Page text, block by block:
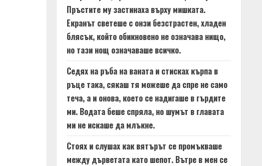
Пръстите му застинаха върху мишката.
Екранът светеше с онзи безстрастен, хладен
блясък, който обикновено не означава нищо,
но тази нощ означаваше всичко.
Седях на ръба на ваната и стисках кърпа в
ръце така, сякаш тя можеше да спре не само
теча, а и онова, което се надигаше в гърдите
ми. Водата беше спряла, но шумът в главата
ми не искаше да млъкне.
Стоях и слушах как вятърът се промъкваше
между дърветата като шепот. Вътре в мен се